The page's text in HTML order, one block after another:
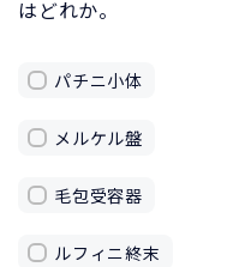
はどれか。
パチニ小体
メルケル盤
毛包受容器
ルフィニ終末